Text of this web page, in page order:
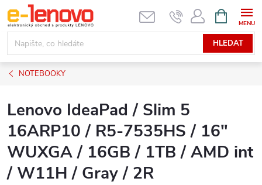
Přejít
na
obsah
HLEDAT
NÁKUPNÍ
KOŠÍK
NOTEBOOKY
Lenovo IdeaPad / Slim 5
16ARP10 / R5-7535HS / 16"
WUXGA / 16GB / 1TB / AMD int
/ W11H / Gray / 2R